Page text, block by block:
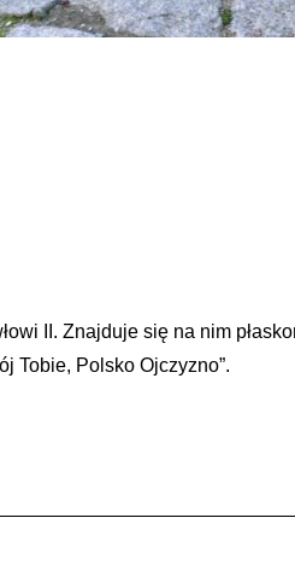
II. Znajduje się na nim
Tobie, Polsko Ojczyzno”.